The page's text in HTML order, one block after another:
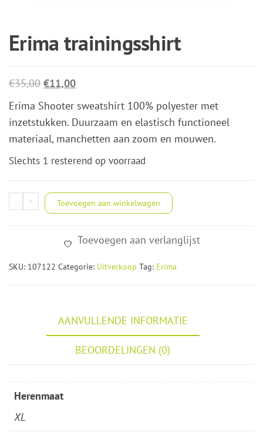
Erima trainingsshirt
€35,00 Oorspronkelijke
prijs
was:
€35,00.
€11,00Huidige
is:
€11,00.
Erima Shooter sweatshirt 100% polyester met
inzetstukken. Duurzaam en elastisch functioneel
materiaal, manchetten aan zoom en mouwen.
Slechts 1 resterend op voorraad
-
Erima
trainingsshirt
+ Toevoegen aan winkelwagen
Toevoegen aan verlanglijst
SKU: 107122 Categorie: Uitverkoop Tag: Erima
AANVULLENDE INFORMATIE
BEOORDELINGEN (0)
Herenmaat
XL